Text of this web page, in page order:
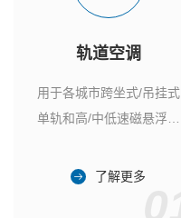
轨道空调
用于各城市跨坐式/吊挂式
单轨和高/中低速磁悬浮列
了解更多